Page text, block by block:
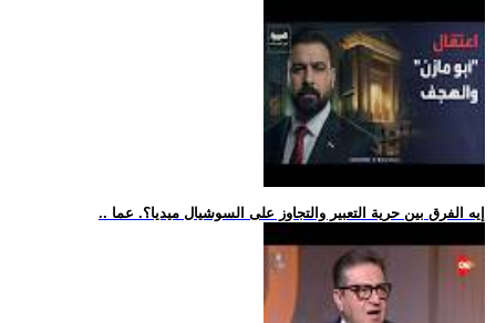
.. إيه الفرق بين حرية التعبير والتجاوز على السوشيال ميديا؟. عما